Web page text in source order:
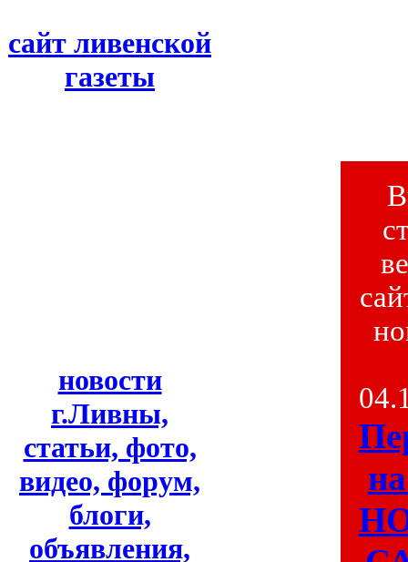
сайт ливенской
газеты
новости
г.Ливны,
статьи, фото,
видео, форум,
блоги,
объявления,